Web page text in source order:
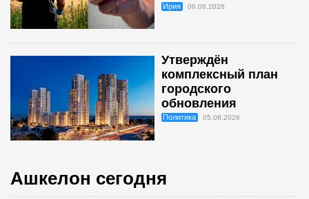
Ирия 06.08.2026
Утверждён
комплексный план
городского
обновления
Политика 05.08.2026
Ашкелон сегодня